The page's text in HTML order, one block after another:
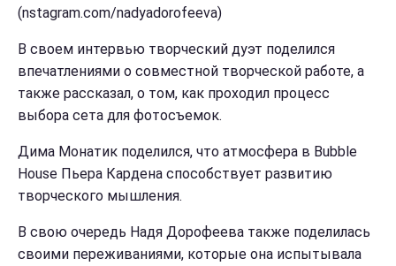
(nstagram.com/nadyadorofeeva)
В своем интервью творческий дуэт поделился
впечатлениями о совместной творческой работе, а
также рассказал, о том, как проходил процесс
выбора сета для фотосъемок.
Дима Монатик поделился, что атмосфера в Bubble
House Пьера Кардена способствует развитию
творческого мышления.
В свою очередь Надя Дорофеева также поделилась
своими переживаниями, которые она испытывала